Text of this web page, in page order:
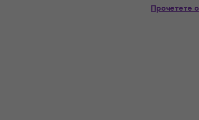
Прочетете